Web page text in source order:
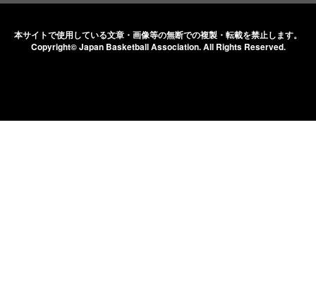
本サイトで使用している文章・画像等の無断での複製・転載を禁止します。
Copyright© Japan Basketball Association.All Rights Reserved.